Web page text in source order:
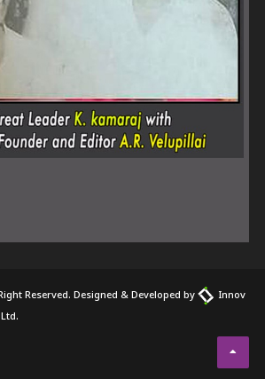
Reserved. Designed & Developed by
Innov